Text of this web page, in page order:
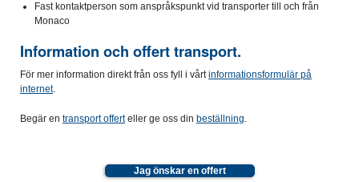
Fast kontaktperson som anspråkspunkt vid transporter till och från
Monaco
Information och offert transport.
För mer information direkt från oss fyll i vårtinformationsformulär på
internet.
Begär en transport offerteller ge oss din beställning
Jag önskar en offert